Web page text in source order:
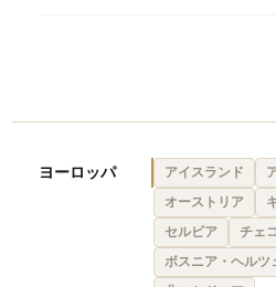
ヨーロッパ アイスランド
オーストリア
セルビア
チェコ
ボスニア・ヘルツ